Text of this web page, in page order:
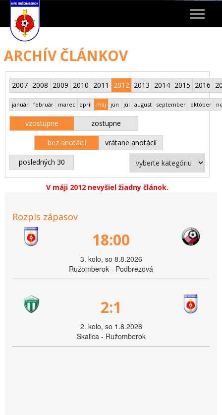
Toggle
ARCHÍV ČLÁNKOV
2007 2008 2009 2010 2011 2012 2013 2014 2015 2016
január február marec apríl máj jún júl august september október
vzostupne zostupne
bez anotácií vrátane anotácií
posledných 30
V máji 2012 nevyšiel žiadny článok.
Rozpis zápasov
18:00
3. kolo, so 8.8.2026
Ružomberok - Podbrezová
2:1
2. kolo, so 1.8.2026
Skalica - Ružomberok